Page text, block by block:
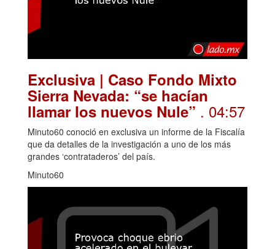
Exclusiva | Caso Fondo Mixto
Sierra Nevada: “se hacían
llamar los nuevos Nule” . 04:57
Minuto60 conoció en exclusiva un informe de la Fiscalía
que da detalles de la investigación a uno de los más
grandes ‘contrataderos’ del país.
Minuto60